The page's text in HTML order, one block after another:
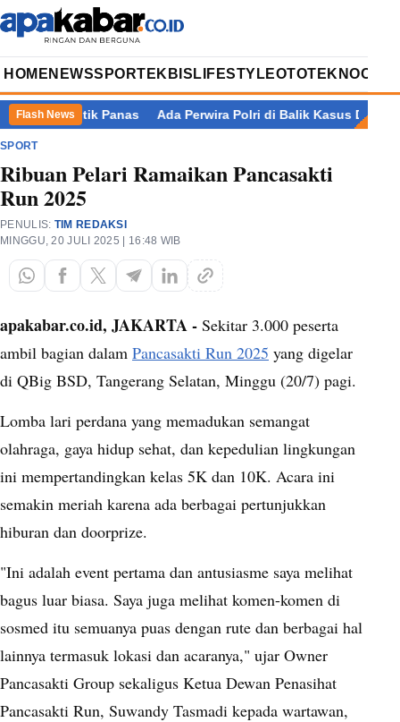
HOME NEWSSPORT EKBIS LIFESTYLEOTOTEKNOOPINI
Flash News
5.019 Titik Panas Ada Perwira Polri di Balik Kasus Dugaan
SPORT
Ribuan Pelari Ramaikan Pancasakti
Run 2025
PENULIS: TIM REDAKSI
MINGGU, 20 JULI 2025 | 16:48 WIB
apakabar.co.id, JAKARTA - Sekitar 3.000 peserta
ambil bagian dalam Pancasakti Run 2025 yang digelar
di QBig BSD, Tangerang Selatan, Minggu (20/7) pagi.
Lomba lari perdana yang memadukan semangat
olahraga, gaya hidup sehat, dan kepedulian lingkungan
ini mempertandingkan kelas 5K dan 10K. Acara ini
semakin meriah karena ada berbagai pertunjukkan
hiburan dan doorprize.
"Ini adalah event pertama dan antusiasme saya melihat
bagus luar biasa. Saya juga melihat komen-komen di
sosmed itu semuanya puas dengan rute dan berbagai hal
lainnya termasuk lokasi dan acaranya," ujar Owner
Pancasakti Group sekaligus Ketua Dewan Penasihat
Pancasakti Run, Suwandy Tasmadi kepada wartawan,